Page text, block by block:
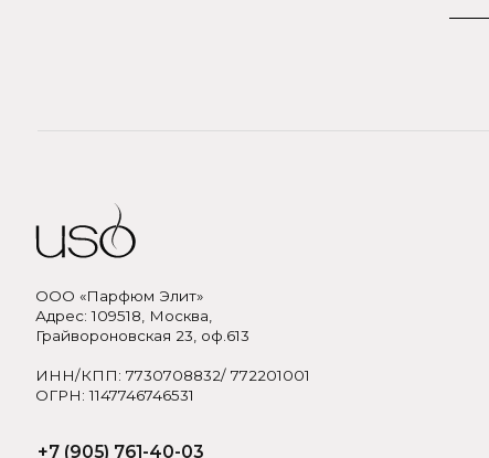
Политика обработки персональных данных